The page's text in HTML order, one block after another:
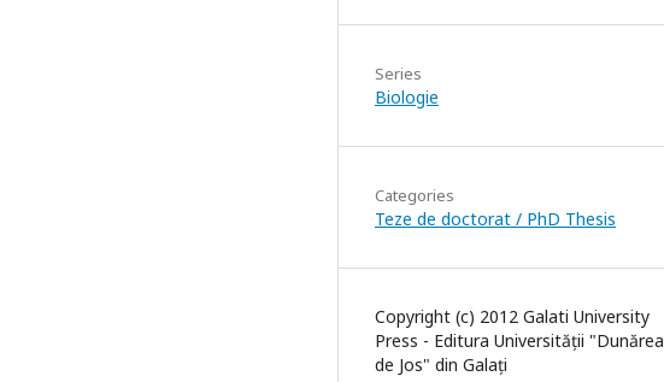
Series
Biologie
Categories
Teze de doctorat / PhD Thesis
Copyright (c) 2012 Galati University
Press - Editura Universității "Dunărea
de Jos" din Galați